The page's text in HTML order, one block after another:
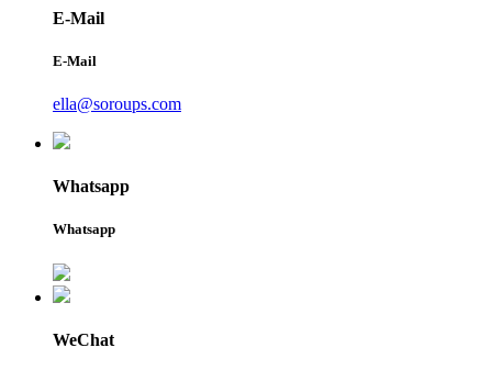
E-Mail
E-Mail
ella@soroups.com
Whatsapp
Whatsapp
WeChat